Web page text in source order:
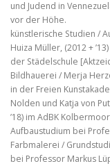
und Judend in
vor der Höhe.
künstlerische Studien /
Huiza Müller, (2012 +
der Städelschule
Bildhauerei / Merja
in der Freien
Nolden und Katja von
’18) im AdBK
Aufbaustudium bei
Farbmalerei /
bei Professor Markus